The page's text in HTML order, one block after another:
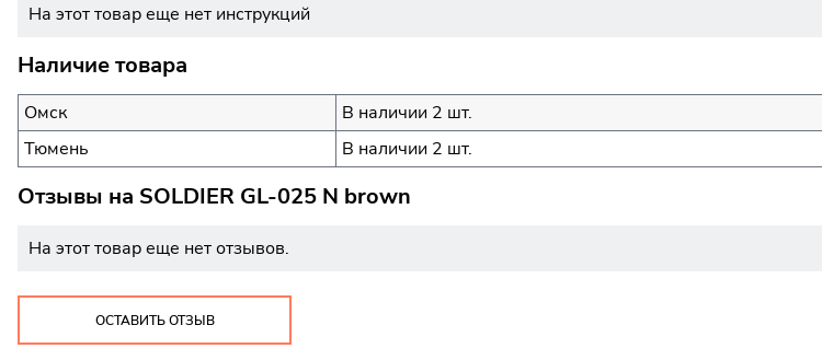
На этот товар еще нет инструкций
Наличие товара
Омск
В наличии 2 шт.
Тюмень
В наличии 2 шт.
Отзывы на SOLDIER GL-025 N brown
На этот товар еще нет отзывов.
ОСТАВИТЬ ОТЗЫВ